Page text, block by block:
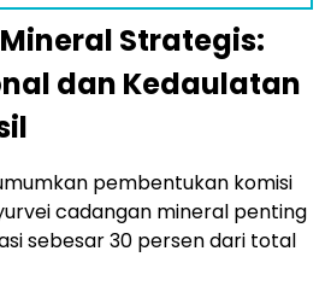
Strategis:
dan Kedaulatan
pembentukan komisi
cadangan mineral penting
sebesar 30 persen dari total